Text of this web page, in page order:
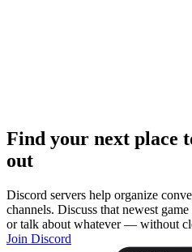
Find your next place
out
Discord servers help organize
channels. Discuss that newest
or talk about whatever — without
Join Discord